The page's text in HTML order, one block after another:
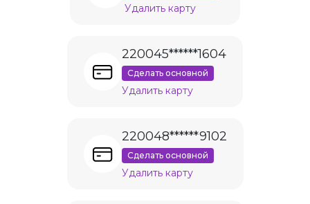
Удалить карту
220045******1604
Сделать основной
Удалить карту
220048******9102
Сделать основной
Удалить карту